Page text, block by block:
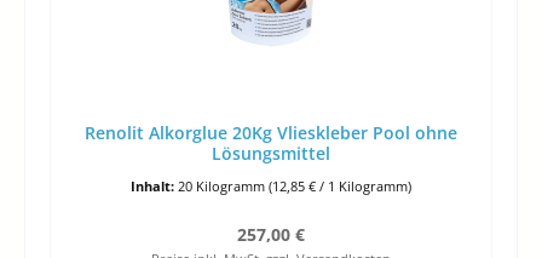
Renolit Alkorglue 20Kg Vlieskleber Pool ohne
Lösungsmittel
Inhalt: 20 Kilogramm (12,85 € / 1 Kilogramm)
Regulärer Preis:
257,00 €